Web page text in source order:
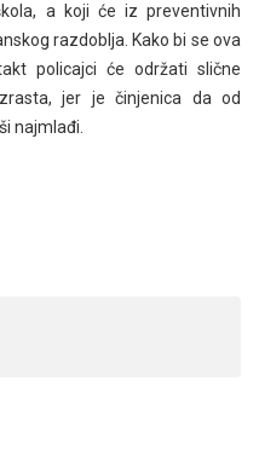
a koji će iz preventivnih
razdoblja. Kako bi se ova
policajci će održati slične
jer je činjenica da od
najmlađi.